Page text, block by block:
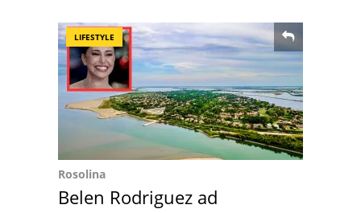
LIFESTYLE
Rosolina
Belen Rodriguez ad